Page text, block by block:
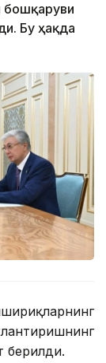
бошқаруви
Бу ҳақда
берилди.